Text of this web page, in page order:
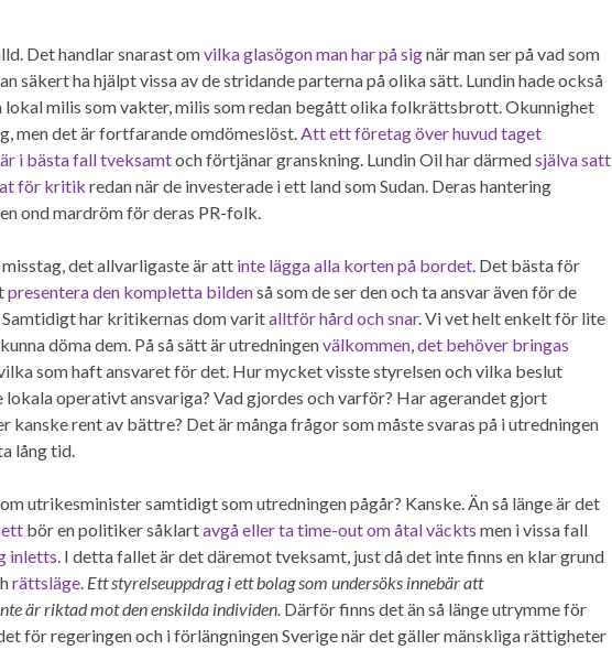
Det handlar snarast omvilka glasögon man har på signär man ser på vad som
säkert ha hjälpt vissa av de stridande parterna på olika sätt. Lundin hade också
milis som vakter, milis som redan begått olika folkrättsbrott. Okunnighet
men det är fortfarande omdömeslöst.Att ett företag över huvud taget
i bästa fall tveksamtoch förtjänar granskning. Lundin Oil har därmedsjälva satt
för kritik redan när de investerade i ett land som Sudan. Deras hantering
ond mardröm för deras PR-folk.
det allvarligaste är att inte lägga alla korten på bordet. Det bästa för
presentera den kompletta bildenså som de ser den och ta ansvar även för de
har kritikernas dom varitalltför hård och snar. Vi vet helt enkelt för lite
döma dem. På så sätt är utredningenvälkommen,det behöver bringas
som haft ansvaret för det. Hur mycket visste styrelsen och vilka beslut
lokala operativt ansvariga? Vad gjordes och varför? Har agerandet gjort
kanske rent av bättre? Det är många frågor som måste svaras på i utredningen
lång tid.
utrikesminister samtidigt som utredningen pågår? Kanske. Än så länge är det
bör en politiker såklartavgå eller ta time-out om åtal väckts men i vissa fall
inletts. I detta fallet är det däremot tveksamt, just då det inte finns en klar grund
rättsläge. Ett styrelseuppdrag i ett bolag som undersöks innebär att
är riktad mot den enskilda individen. Därför finns det än så länge utrymme för
för regeringen och i förlängningen Sverige när det gäller mänskliga rättigheter